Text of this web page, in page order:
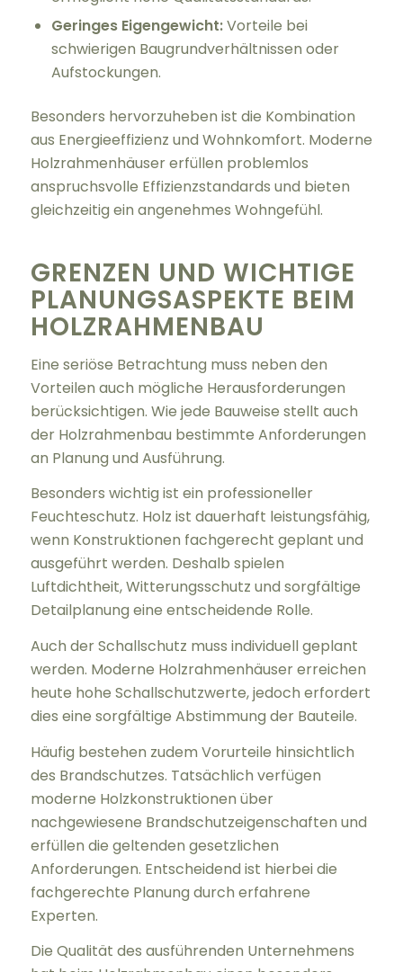
Geringes Eigengewicht:Vorteile bei
schwierigen Baugrundverhältnissen oder
Aufstockungen.
Besonders hervorzuheben ist die Kombination
aus Energieeffizienz und Wohnkomfort. Moderne
Holzrahmenhäuser erfüllen problemlos
anspruchsvolle Effizienzstandards und bieten
gleichzeitig ein angenehmes Wohngefühl.
GRENZEN UND WICHTIGE
PLANUNGSASPEKTE BEIM
HOLZRAHMENBAU
Eine seriöse Betrachtung muss neben den
Vorteilen auch mögliche Herausforderungen
berücksichtigen. Wie jede Bauweise stellt auch
der Holzrahmenbau bestimmte Anforderungen
an Planung und Ausführung.
Besonders wichtig ist ein professioneller
Feuchteschutz. Holz ist dauerhaft leistungsfähig,
wenn Konstruktionen fachgerecht geplant und
ausgeführt werden. Deshalb spielen
Luftdichtheit, Witterungsschutz und sorgfältige
Detailplanung eine entscheidende Rolle.
Auch der Schallschutz muss individuell geplant
werden. Moderne Holzrahmenhäuser erreichen
heute hohe Schallschutzwerte, jedoch erfordert
dies eine sorgfältige Abstimmung der Bauteile.
Häufig bestehen zudem Vorurteile hinsichtlich
des Brandschutzes. Tatsächlich verfügen
moderne Holzkonstruktionen über
nachgewiesene Brandschutzeigenschaften und
erfüllen die geltenden gesetzlichen
Anforderungen. Entscheidend ist hierbei die
fachgerechte Planung durch erfahrene
Experten.
Die Qualität des ausführenden Unternehmens